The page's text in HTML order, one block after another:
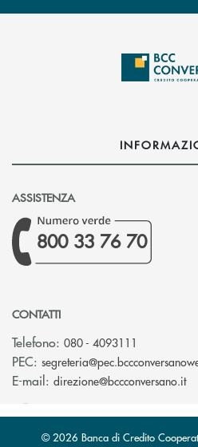
ASSISTENZA
800 33 76 70
CONTATTI
Telefono: 080 - 4093111
PEC:
E-mail: direzione@bccconversano.it
© 2026 Banca di Credito